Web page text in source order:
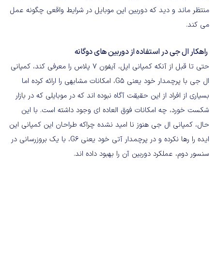
منتظر ماند و دید که دوربین این موبایل در شرایط واقعی چگونه عمل
می کند.
راهکار ال جی در استفاده از دوربین های دوگانه
حتی تا قبل از آنکه کمپانی اپل، آیفون 7 پلاس را معرفی کند، کمپانی
ال جی با پرچمدار خود یعنی G5، امکانات مشابهی را ارائه کرده اما
بسیاری از افراد از این حقیقت آگاه نبوده اند که در موبایلی که در بازار
شکست خورد، چه امکانات فوق العاده ای وجود داشته است. با این
حال، کمپانی ال جی هنوز نا امید نشده چراکه طراحان این کمپانی این
ایده را رها نکرده و در پرچمدار آتی خود یعنی G6، با یک بروزرسانی در
سنسور دوم، عملکرد دوربین آن را بهبود داده اند.